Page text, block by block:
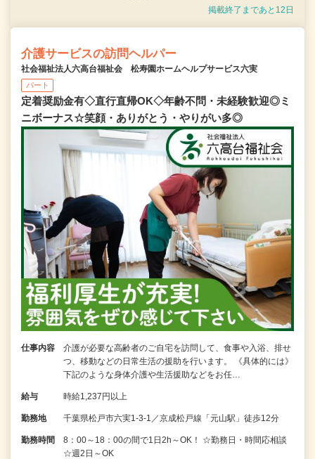
掲載終了まであと12日
介護サービスの訪問ヘルパー
社会福祉法人六高台福祉会 松寿園ホームヘルプサービス六実
パート
定着奨励金有◇直行直帰OK◇年齢不問・未経験歓迎◎ミ
ニボーナス☆笑顔・ありがとう・やりがい多◎
仕事内容
介護が必要な高齢者のご自宅を訪問して、食事や入浴、排せ
つ、移動などの日常生活の援助を行います。 《具体的には》
下記のような身体介護や生活援助などをお任…
給与 時給1,237円以上
勤務地 千葉県松戸市六実1-3-1／京成松戸線「元山駅」徒歩12分
勤務時間
8：00～18：00の間で1日2h～OK！ ☆勤務日・時間応相談
☆週2日～OK